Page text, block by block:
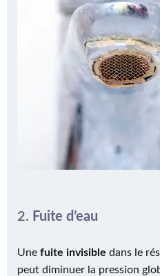
2. Fuite d’eau
Une fuite invisible dans le
peut diminuer la pression